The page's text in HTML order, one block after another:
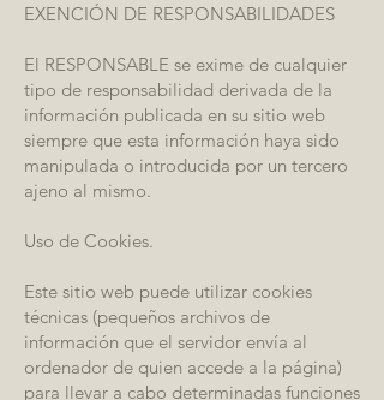
EXENCIÓN DE RESPONSABILIDADES
El RESPONSABLE se exime de cualquier
tipo de responsabilidad derivada de la
información publicada en su sitio web
siempre que esta información haya sido
manipulada o introducida por un tercero
ajeno al mismo.
Uso de Cookies.
Este sitio web puede utilizar cookies
técnicas (pequeños archivos de
información que el servidor envía al
ordenador de quien accede a la página)
para llevar a cabo determinadas funciones